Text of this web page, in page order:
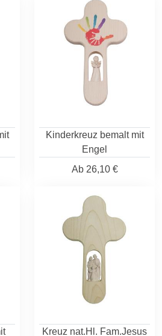
Kinderkreuz bemalt mit
Engel
Ab26,10 €
Kreuz nat.Hl. Fam.Jesus